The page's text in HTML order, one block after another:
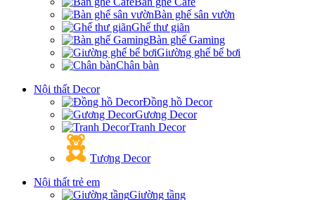
Bàn ghế sân vườn
Ghế thư giãn
Bàn ghế Gaming
Giường ghế bể bơi
Chân bàn
Nội thất Decor
Đồng hồ Decor
Gương Decor
Tranh Decor
Tượng Decor
Nội thất trẻ em
Giường tầng